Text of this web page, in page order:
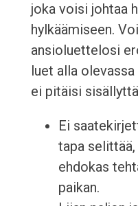
joka voisi johtaa
hylkäämiseen.
ansioluettelosi
luet alla
ei pitäisi
Ei
tapa
ehdokas
paikan.